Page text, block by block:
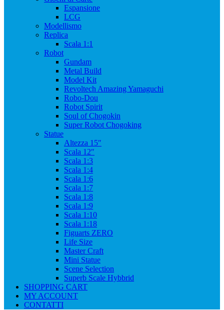
Espansione
LCG
Modellismo
Replica
Scala 1:1
Robot
Gundam
Metal Build
Model Kit
Revoltech Amazing Yamaguchi
Robo-Dou
Robot Spirit
Soul of Chogokin
Super Robot Chogoking
Statue
Altezza 15″
Scala 12″
Scala 1:3
Scala 1:4
Scala 1:6
Scala 1:7
Scala 1:8
Scala 1:9
Scala 1:10
Scala 1:18
Figuarts ZERO
Life Size
Master Craft
Mini Statue
Scene Selection
Superb Scale Hybbrid
SHOPPING CART
MY ACCOUNT
CONTATTI